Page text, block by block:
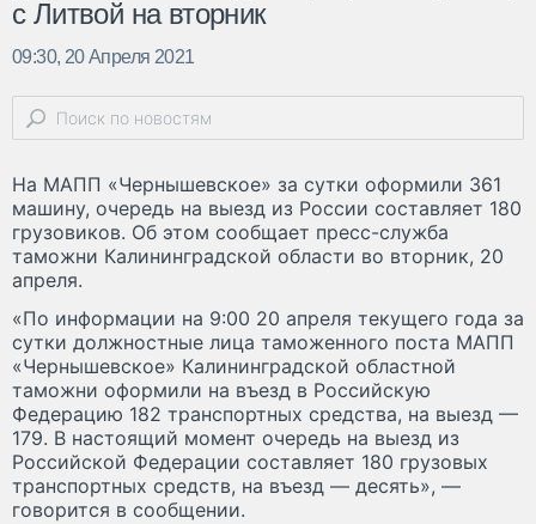
с Литвой на вторник
09:30, 20 Апреля 2021
На МАПП «Чернышевское» за сутки оформили 361
машину, очередь на выезд из России составляет 180
грузовиков. Об этом сообщает пресс-служба
таможни Калининградской области во вторник, 20
апреля.
«По информации на 9:00 20 апреля текущего года за
сутки должностные лица таможенного поста МАПП
«Чернышевское» Калининградской областной
таможни оформили на въезд в Российскую
Федерацию 182 транспортных средства, на выезд —
179. В настоящий момент очередь на выезд из
Российской Федерации составляет 180 грузовых
транспортных средств, на въезд — десять», —
говорится в сообщении.